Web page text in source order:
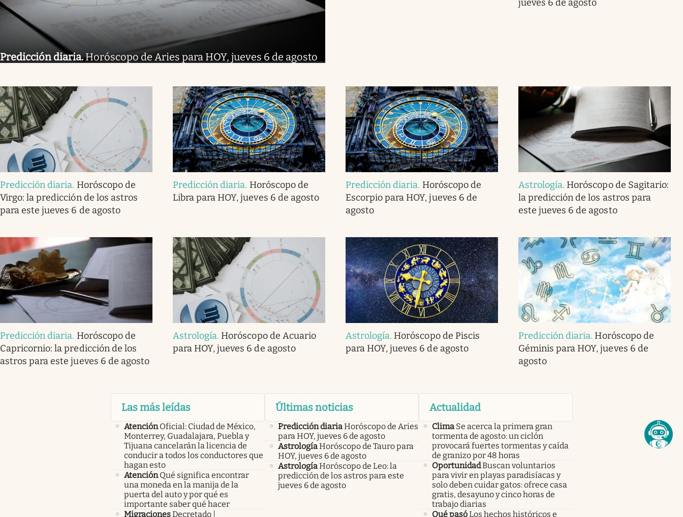
Predicción diaria.Horóscopo de Aries para HOY, jueves 6 de agosto
jueves 6 de agosto
Predicción diaria. Horóscopo de
Virgo: la predicción de los astros
para este jueves 6 de agosto
Predicción diaria. Horóscopo de
Libra para HOY, jueves 6 de agosto
Predicción diaria. Horóscopo de
Escorpio para HOY, jueves 6 de
agosto
Astrología. Horóscopo de Sagitario:
la predicción de los astros para
este jueves 6 de agosto
Predicción diaria. Horóscopo de
Capricornio: la predicción de los
astros para este jueves 6 de agosto
Astrología. Horóscopo de Acuario
para HOY, jueves 6 de agosto
Astrología. Horóscopo de Piscis
para HOY, jueves 6 de agosto
Predicción diaria. Horóscopo de
Géminis para HOY, jueves 6 de
agosto
Las más leídas
Atención Oficial: Ciudad de México,
Monterrey, Guadalajara, Puebla y
Tijuana cancelarán la licencia de
conducir a todos los conductores que
hagan esto
Atención Qué significa encontrar
una moneda en la manija de la
puerta del auto y por qué es
importante saber qué hacer
MigracionesDecretado |
Últimas noticias
Predicción diariaHoróscopo de Aries
para HOY, jueves 6 de agosto
AstrologíaHoróscopo de Tauro para
HOY, jueves 6 de agosto
AstrologíaHoróscopo de Leo: la
predicción de los astros para este
jueves 6 de agosto
Actualidad
Clima Se acerca la primera gran
tormenta de agosto: un ciclón
provocará fuertes tormentas y caída
de granizo por 48 horas
OportunidadBuscan voluntarios
para vivir en playas paradisíacas y
solo deben cuidar gatos: ofrece casa
gratis, desayuno y cinco horas de
trabajo diarias
Qué pasóLos hechos históricos e